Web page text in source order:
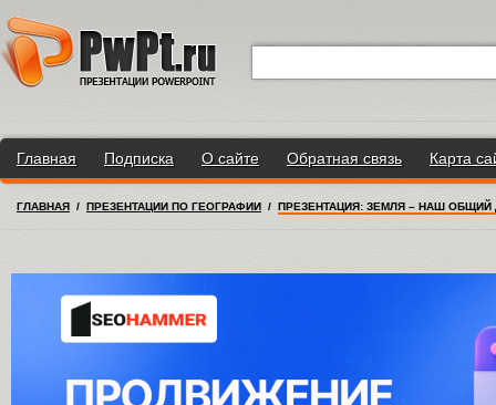
Главная Подписка О сайте Обратная связь Карта
ГЛАВНАЯ / ПРЕЗЕНТАЦИИ ПО ГЕОГРАФИИ / ПРЕЗЕНТАЦИЯ: ЗЕМЛЯ – НАШ ОБЩИЙ